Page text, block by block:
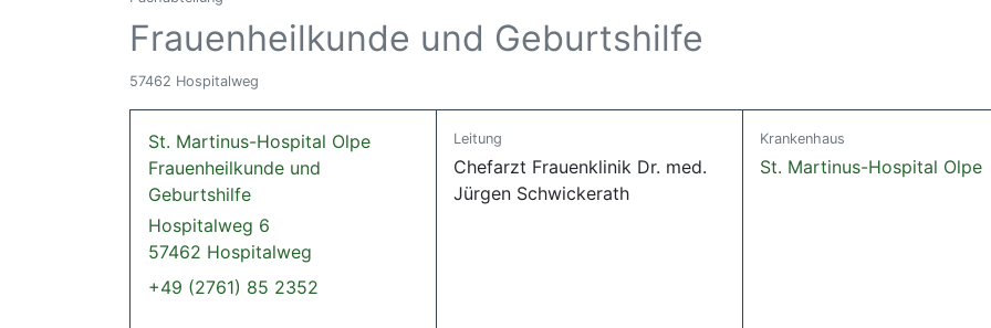
Frauenheilkunde und Geburtshilfe
57462 Hospitalweg
St. Martinus-Hospital Olpe
Frauenheilkunde und
Geburtshilfe
Hospitalweg 6
57462 Hospitalweg
+49 (2761) 85 2352
Leitung
Chefarzt Frauenklinik Dr. med.
Jürgen Schwickerath
Krankenhaus
St. Martinus-Hospital Olpe